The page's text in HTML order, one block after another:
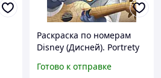
Раскраска по номерам
Disney (Дисней). Portrety
Польское издательство
Готово к отправке